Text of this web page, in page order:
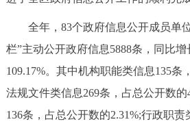
全年，83个政府信息公开成员单
栏”主动公开政府信息5888条，同比增
109.17%。其中机构职能类信息135条
法规文件类信息269条，占总公开数的
136条，占总公开数的2.31%;行政职